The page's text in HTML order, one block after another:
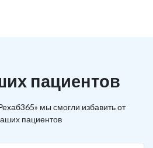
пациентов
мы смогли избавить от
пациентов